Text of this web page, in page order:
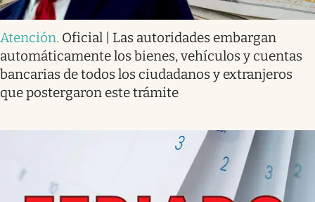
Atención. Oficial | Las autoridades embargan
automáticamente los bienes, vehículos y cuentas
bancarias de todos los ciudadanos y extranjeros
que postergaron este trámite